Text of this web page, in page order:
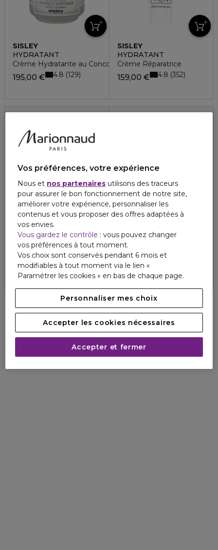
SISLEY
HYDRATANT
Crème Hydratante au Concombre
195,00 € 4.8 129
SISLEY
HYDRATANT
Crème Réparatrice
159,00 € 4.8 352
SISLEY
SOIN VISAGE
Emulsion ecologique formule avancee 60ml
171,00 € 4.8 93
SISLEY
PHYTO-BLANC
Phyto-blanc la nuit
233,00 €
Vos préférences, votre expérience
Nous et nos partenaires utilisons des traceurs
pour assurer le bon fonctionnement de notre site,
améliorer votre expérience, personnaliser les
contenus et vous proposer des offres adaptées à
vos envies.
Vous gardez le contrôle : vous pouvez changer
vos préférences à tout moment.
Vos choix sont conservés pendant 6 mois et
modifiables à tout moment via le lien «
Paramétrer les cookies » en bas de chaque page.
Personnaliser mes choix
Accepter les cookies nécessaires
Accepter et fermer